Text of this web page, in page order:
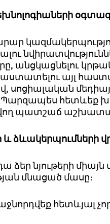
, անցկացնելու
այլ
, սոցիալական
Պարզապես հետևեք
պատշաճ
և ձևակերպումների
ձերնյութերի միայն
մնացած մասը։
հետևյալ